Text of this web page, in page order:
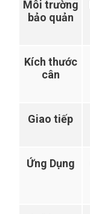
Môi trường
bảo quản
Kích thước
cân
Giao tiếp
Ứng Dụng